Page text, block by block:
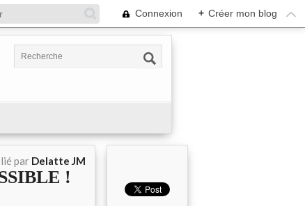
Connexion + Créer mon blog
par Delatte JM
!